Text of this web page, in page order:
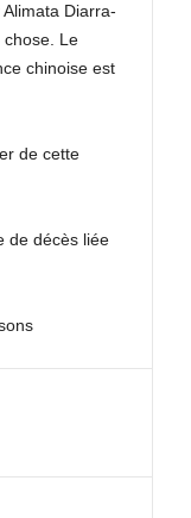
Diarra-
chose. Le
chinoise est
de cette
de décès liée